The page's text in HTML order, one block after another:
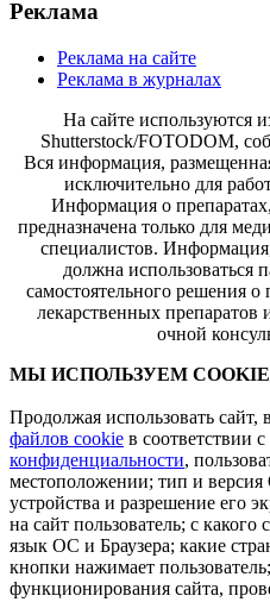
Реклама
Реклама на сайте
Реклама в журналах
На сайте используются
Shutterstock/FOTODOM,
Вся информация,
исключительно для
Информация о
предназначена только для
специалистов.
должна использоваться
самостоятельного решения
лекарственных
очной
МЫ ИСПОЛЬЗУЕМ COOKIE
Продолжая использовать сайт,
файлов cookie в соответствии с
конфиденциальности,
местоположении; тип и
устройства и разрешение его
на сайт пользователь; с
язык ОС и Браузера; какие
кнопки нажимает
функционирования сайта,